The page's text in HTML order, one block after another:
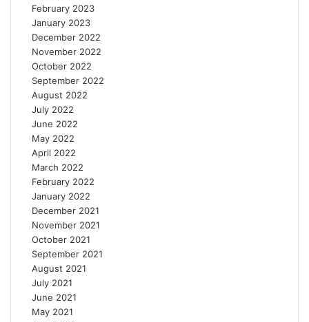
February 2023
January 2023
December 2022
November 2022
October 2022
September 2022
August 2022
July 2022
June 2022
May 2022
April 2022
March 2022
February 2022
January 2022
December 2021
November 2021
October 2021
September 2021
August 2021
July 2021
June 2021
May 2021